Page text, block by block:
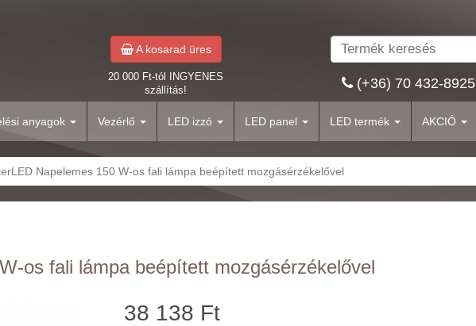
A kosarad üres
20 000 Ft-tól INGYENES
szállítás!
(+36) 70 432-8925
anyagok Vezérlő LED izzó LED panel LED termék AKCIÓ
Napelemes 150 W-os fali lámpa beépített mozgásérzékelővel
os fali lámpa beépített mozgásérzékelővel
38 138 Ft